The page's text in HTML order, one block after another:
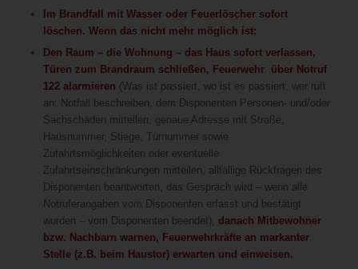
Im Brandfall mit Wasser oder Feuerlöscher sofort
löschen. Wenn das nicht mehr möglich ist:
Den Raum – die Wohnung – das Haus sofort verlassen,
Türen zum Brandraum schließen, Feuerwehr über Notruf
122 alarmieren (Was ist passiert, wo ist es passiert, wer ruft
an: Notfall beschreiben, dem Disponenten Personen- und/oder
Sachschäden mitteilen, genaue Adresse mit Straße,
Hausnummer, Stiege, Türnummer sowie
Zufahrtsmöglichkeiten oder eventuelle
Zufahrtseinschränkungen mitteilen, allfällige Rückfragen des
Disponenten beantworten, das Gespräch wird – wenn alle
Notruferangaben vom Disponenten erfasst und bestätigt
wurden – vom Disponenten beendet), danach Mitbewohner
bzw. Nachbarn warnen, Feuerwehrkräfte an markanter
Stelle (z.B. beim Haustor) erwarten und einweisen.